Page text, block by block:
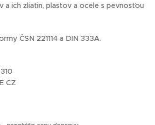
a ich zliatin, plastov a ocele s pevnosťou
ČSN 221114 a DIN 333A.
CZ